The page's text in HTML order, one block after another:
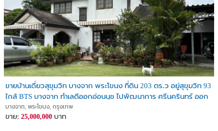
ขายบ้านเดี่ยวสุขุมวิท บางจาก พระโขนง ที่ดิน 203 ตร.ว อยู่สุขุมวิท 93
ใกล้ BTS บางจาก ทำเลดีออกอ่อนนุช ไปพัฒนาการ ศรีนครินทร์ ออก
ปุณณวิถี อุดมสุข บางนา
บางจาก, พระโขนง, กรุงเทพ
ขาย: 25,000,000 บาท